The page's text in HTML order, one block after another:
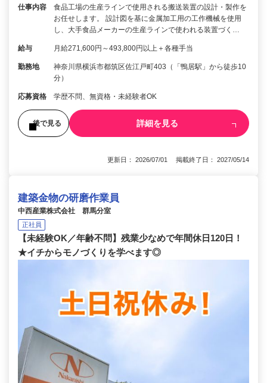
仕事内容
食品工場の生産ラインで使用される搬送装置の設計・製作を
お任せします。 設計図を基に金属加工用の工作機械を使用
し、大手食品メーカーの生産ラインで使われる装置づく…
給与 月給271,600円～493,800円以上＋各種手当
勤務地
神奈川県横浜市都筑区佐江戸町403（「鴨居駅」から徒歩10
分）
応募資格 学歴不問、無資格・未経験者OK
後で見る 詳細を見る
更新日： 2026/07/01 掲載終了日： 2027/05/14
建築金物の研磨作業員
中西産業株式会社 群馬分室
正社員
【未経験OK／年齢不問】残業少なめで年間休日120日！
★イチからモノづくりを学べます◎